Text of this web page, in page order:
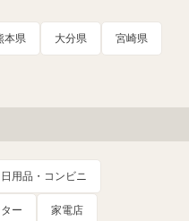
本県 大分県 宮崎県
用品・コンビニ
ー 家電店